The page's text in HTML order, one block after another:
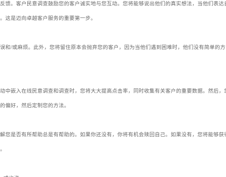
馈。客户民意调查鼓励您的客户诚实地与您互动。您将能够说出他们的真实想法，当他们表达
这是迈向卓越客户服务的重要第一步。
和/或麻烦。此外，您将留住原本会抛弃您的客户，因为当他们遇到困难时，他们没有简单的
中嵌入在线民意调查和调查时，您将大大提高点击率，同时收集有关客户的重要数据。然后，
偏好，然后定制您的方法。
您是否有所帮助总是有帮助的。如果你还没有，你将有机会赎回自己。如果没有，您将能够获